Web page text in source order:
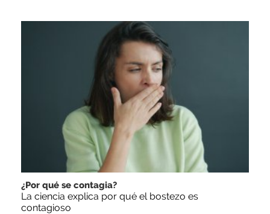
¿Por qué se contagia?
La ciencia explica por qué el bostezo es
contagioso